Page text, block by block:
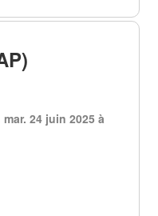
mar. 24 juin 2025 à